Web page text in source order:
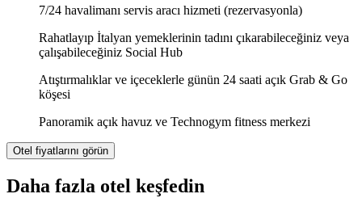
7/24 havalimanı servis aracı hizmeti (rezervasyonla)
Rahatlayıp İtalyan yemeklerinin tadını çıkarabileceğiniz veya
çalışabileceğiniz Social Hub
Atıştırmalıklar ve içeceklerle günün 24 saati açık Grab & Go
köşesi
Panoramik açık havuz ve Technogym fitness merkezi
Otel fiyatlarını görün
Daha fazla otel keşfedin